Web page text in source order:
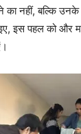
का नहीं, बल्कि
इस पहल को और